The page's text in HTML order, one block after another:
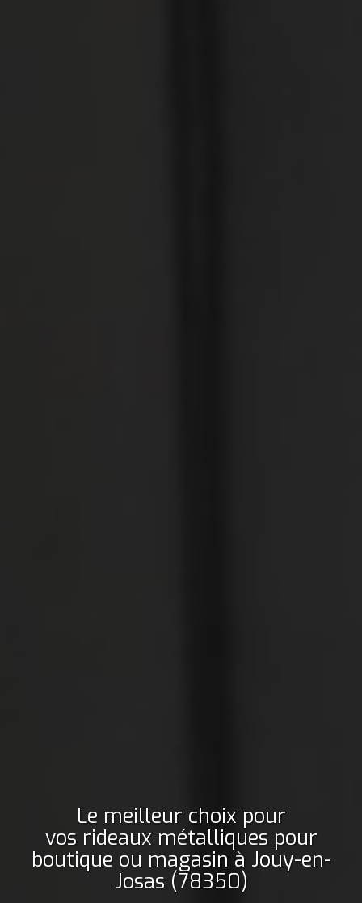
Le meilleur choix pour
vos rideaux métalliques pour
boutique ou magasin à Jouy-en-
Josas (78350)